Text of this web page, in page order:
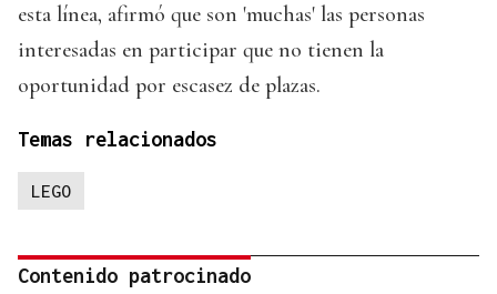
esta línea, afirmó que son 'muchas' las personas
interesadas en participar que no tienen la
oportunidad por escasez de plazas.
Temas relacionados
LEGO
Contenido patrocinado